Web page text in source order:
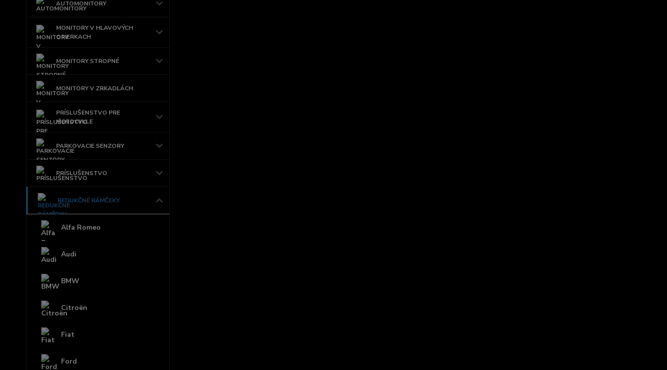
AUTOMONITORY
MONITORY V HLAVOVÝCH
OPIERKACH
MONITORY STROPNÉ
MONITORY V ZRKADLÁCH
PRÍSLUŠENSTVO PRE
MOTOCYKLE
PARKOVACIE SENZORY
PRÍSLUŠENSTVO
REDUKČNÉ RÁMČEKY
Alfa Romeo
Audi
BMW
Citroën
Fiat
Ford